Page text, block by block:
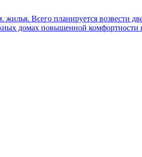
жилья. Всего планируется
домах повышенной комфортности